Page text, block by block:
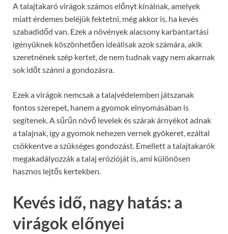
A talajtakaró virágok számos előnyt kínálnak, amelyek
miatt érdemes beléjük fektetni, még akkor is, ha kevés
szabadidőd van. Ezek a növények alacsony karbantartási
igényüknek köszönhetően ideálisak azok számára, akik
szeretnének szép kertet, de nem tudnak vagy nem akarnak
sok időt szánni a gondozásra.
Ezek a virágok nemcsak a talajvédelemben játszanak
fontos szerepet, hanem a gyomok elnyomásában is
segítenek. A sűrűn növő levelek és szárak árnyékot adnak
a talajnak, így a gyomok nehezen vernek gyökeret, ezáltal
csökkentve a szükséges gondozást. Emellett a talajtakarók
megakadályozzák a talaj erózióját is, ami különösen
hasznos lejtős kertekben.
Kevés idő, nagy hatás: a
virágok előnyei